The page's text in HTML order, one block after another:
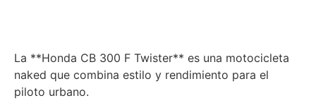
La **Honda CB 300 F Twister** es una motocicleta
naked que combina estilo y rendimiento para el
piloto urbano.